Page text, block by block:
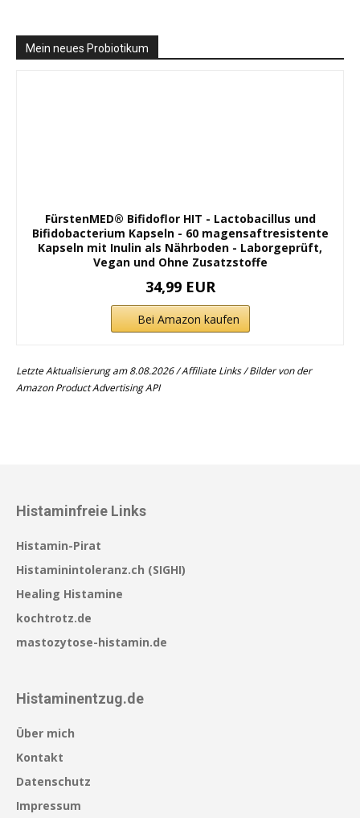
Mein neues Probiotikum
FürstenMED® Bifidoflor HIT - Lactobacillus und
Bifidobacterium Kapseln - 60 magensaftresistente
Kapseln mit Inulin als Nährboden - Laborgeprüft,
Vegan und Ohne Zusatzstoffe
34,99 EUR
Bei Amazon kaufen
Letzte Aktualisierung am 8.08.2026 / Affiliate Links / Bilder von der
Amazon Product Advertising API
Histaminfreie Links
Histamin-Pirat
Histaminintoleranz.ch (SIGHI)
Healing Histamine
kochtrotz.de
mastozytose-histamin.de
Histaminentzug.de
Über mich
Kontakt
Datenschutz
Impressum